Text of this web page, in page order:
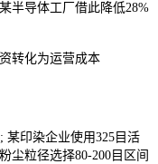
半导体工厂借此降低28%
转化为运营成本
某印染企业使用325目活
尘粒径选择80-200目区间